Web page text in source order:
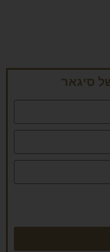
סיגאר